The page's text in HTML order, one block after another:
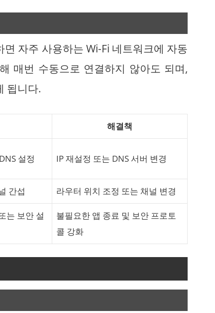
자주 사용하는 Wi-Fi 네트워크에 자동
매번 수동으로 연결하지 않아도 되며,
됩니다.
해결책
설정 IP 재설정 또는 DNS 서버 변경
간섭 라우터 위치 조정 또는 채널 변경
는 보안 설
불필요한 앱 종료 및 보안 프로토
콜 강화